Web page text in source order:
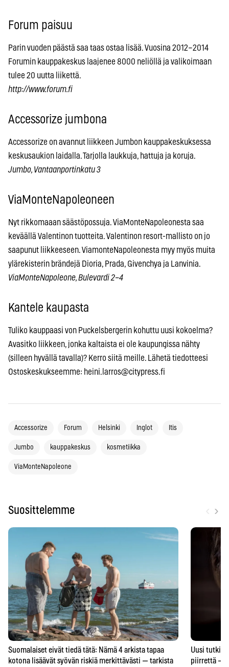
Forum paisuu
Parin vuoden päästä saa taas ostaa lisää. Vuosina 2012–2014
Forumin kauppakeskus laajenee 8000 neliöllä ja valikoimaan
tulee 20 uutta liikettä.
http://www.forum.fi
Accessorize jumbona
Accessorize on avannut liikkeen Jumbon kauppakeskuksessa
keskusaukion laidalla. Tarjolla laukkuja, hattuja ja koruja.
Jumbo, Vantaanportinkatu 3
ViaMonteNapoleoneen
Nyt rikkomaaan säästöpossuja. ViaMonteNapoleonesta saa
keväällä Valentinon tuotteita. Valentinon resort-mallisto on jo
saapunut liikkeeseen. ViamonteNapoleonesta myy myös muita
ylärekisterin brändejä Dioria, Prada, Givenchya ja Lanvinia.
ViaMonteNapoleone, Bulevardi 2–4
Kantele kaupasta
Tuliko kauppaasi von Puckelsbergerin kohuttu uusi kokoelma?
Avasitko liikkeen, jonka kaltaista ei ole kaupungissa nähty
(silleen hyvällä tavalla)? Kerro siitä meille. Lähetä tiedotteesi
Ostoskeskukseemme: heini.larros@citypress.fi
Accessorize Forum Helsinki Inglot Itis
Jumbo kauppakeskus kosmetiikka
ViaMonteNapoleone
Suosittelemme ›
Suomalaiset eivät tiedä tätä: Nämä 4 arkista tapaa
kotona lisäävät syövän riskiä merkittävästi — tarkista
Uusi
piirrettä –